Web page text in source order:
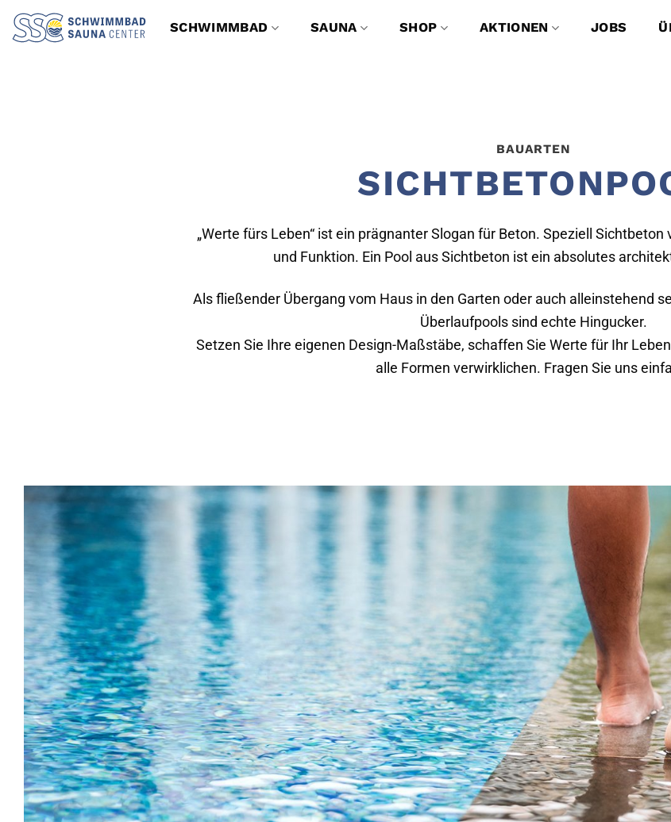
Zum
Inhalt
SCHWIMMBAD SAUNA SHOP AKTIONEN JOBS
BAUARTEN
„Werte fürs Leben“ ist ein prägnanter Slogan für Beton. Speziell
und Funktion. Ein Pool aus Sichtbeton ist ein absolutes
Als fließender Übergang vom Haus in den Garten oder auch alleinstehend
Überlaufpools sind echte Hingucker.
Setzen Sie Ihre eigenen Design-Maßstäbe, schaffen Sie Werte für Ihr
alle Formen verwirklichen. Fragen Sie uns